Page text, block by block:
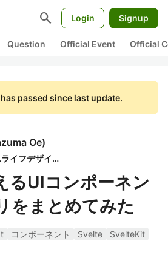
search Login Signup
Question Official Event Official
passed since last update.
Oe)
株式会社エイチームライフデザイン
るUIコンポーネン
をまとめてみた
コンポーネント Svelte
SvelteKit